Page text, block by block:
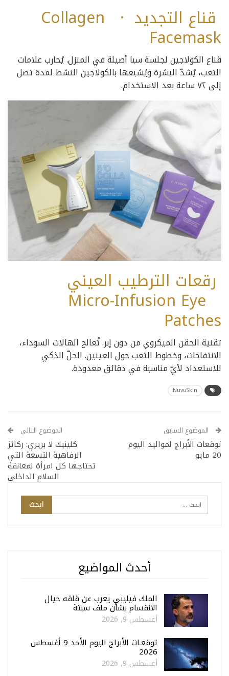
قناع التجديد · Collagen
Facemask
قناع الكولاجين لجلسة سبا أصيلة في المنزل. يُحارب علامات
التعب، يُشدّ البشرة ويُشبعها بالكولاجين النشط لمدة تصل
إلى ٧٢ ساعة بعد الاستخدام.
رقعات الترطيب العيني
Micro-Infusion Eye
Patches
تقنية الحقن الميكروي من دون إبر. تُعالج الهالات السوداء،
الانتفاخات، وخطوط التعب حول العينين. الحلّ الذكي
للاستعداد لأيّ مناسبة في دقائق معدودة.
NuvuSkin
الموضوع السابق
توقعات الأبراج لمواليد اليوم
20 مايو
الموضوع التالي
كلينيك لا بريري: ركائز
الرفاهية التسعة التي
تحتاجها كل امرأة لمعانقة
السلام الداخلي
أحدث المواضيع
الملك فيليبي يعرب عن قلقه حيال
الانقسام بشأن ملف سبتة
أغسطس 9, 2026
توقعـات الأبراج اليوم الأحد 9 أغسطس
2026
أغسطس 9, 2026